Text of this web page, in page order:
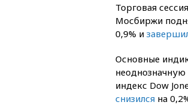
Торговая
Мосбиржи
0,9% и
Основные
индекс Dow
снизился на